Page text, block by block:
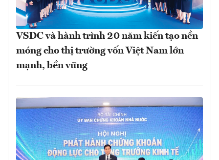
VSDC và hành trình 20 năm kiến tạo nền
móng cho thị trường vốn Việt Nam lớn
mạnh, bền vững